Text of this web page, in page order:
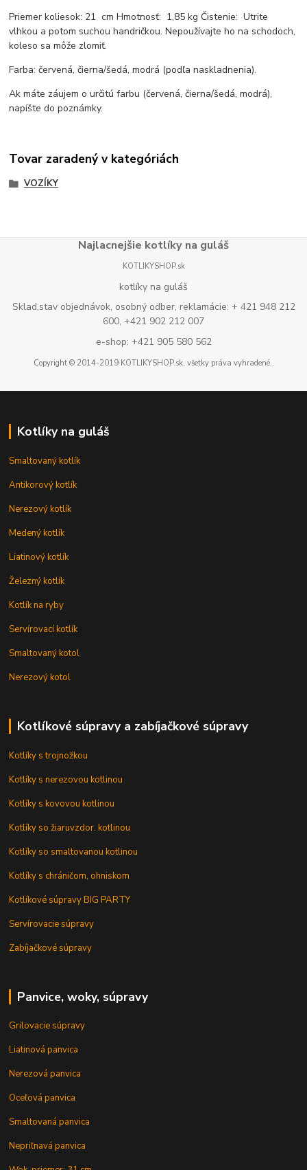
Priemer koliesok: 21 cm Hmotnosť: 1,85 kg Čistenie: Utrite
vlhkou a potom suchou handričkou. Nepoužívajte ho na schodoch,
koleso sa môže zlomiť.
Farba: červená, čierna/šedá, modrá (podľa naskladnenia).
Ak máte záujem o určitú farbu (červená, čierna/šedá, modrá),
napíšte do poznámky.
Tovar zaradený v kategóriách
VOZÍKY
Najlacnejšie kotlíky na guláš
KOTLIKYSHOP.sk
kotlíky na guláš
Sklad,stav objednávok, osobný odber, reklamácie: + 421 948 212
600, +421 902 212 007
e-shop: +421 905 580 562
Copyright © 2014-2019 KOTLIKYSHOP.sk, všetky práva vyhradené..
Kotlíky na guláš
Smaltovaný kotlík
Antikorový kotlík
Nerezový kotlík
Medený kotlík
Liatinový kotlík
Železný kotlík
Kotlík na ryby
Servírovací kotlík
Smaltovaný kotol
Nerezový kotol
Kotlíkové súpravy a zabíjačkové súpravy
Kotlíky s trojnožkou
Kotlíky s nerezovou kotlinou
Kotlíky s kovovou kotlinou
Kotlíky so žiaruvzdor. kotlinou
Kotlíky so smaltovanou kotlinou
Kotlíky s chráničom, ohniskom
Kotlíkové súpravy BIG PARTY
Servírovacie súpravy
Zabíjačkové súpravy
Panvice, woky, súpravy
Grilovacie súpravy
Liatinová panvica
Nerezová panvica
Oceľová panvica
Smaltovaná panvica
Nepriľnavá panvica